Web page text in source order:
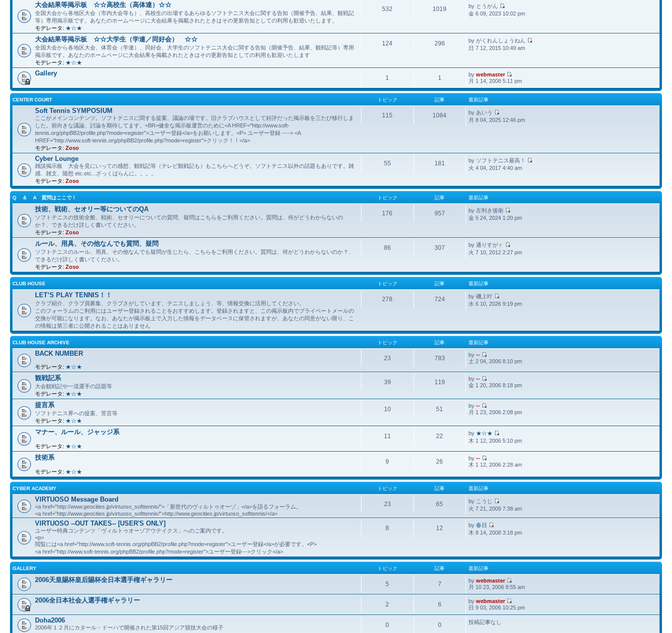
大会結果等掲示板 ☆☆高校生（高体連）☆☆
全国大会から各地区大会（市内大会等も）、高校生の出場するあらゆるソフトテニス大会に関する告知（開催予告、結果、観戦記
等）専用掲示板です。あなたのホームページに大会結果を掲載されたときはその更新告知としての利用も歓迎いたします。
モデレータ: ★☆★
532 1019
by とうがん
金 6 09, 2023 10:02 pm
大会結果等掲示板 ☆☆大学生（学連／同好会） ☆☆
全国大会から各地区大会、体育会（学連）、同好会、大学生のソフトテニス大会に関する告知（開催予告、結果、観戦記等）専用
掲示板です。あなたのホームページに大会結果を掲載されたときはその更新告知としての利用も歓迎いたします
モデレータ: ★☆★
124 296
by がくれんしょうねん
日 7 12, 2015 10:49 am
Gallery
1 1 bywebmaster
月 1 14, 2008 5:11 pm
CENTER COURT トピック 記事 最新記事
Soft Tennis SYMPOSIUM
ここがメインコンテンツ。ソフトテニスに関する提案、議論の場です。旧クラブハウスとして好評だった掲示板を三たび移行しま
した。前向きな議論、討論を期待してます。<BR>健全な掲示板運営のために<A HREF="http://www.soft-
tennis.org/phpBB2/profile.php?mode=register">ユーザー登録</a>をお願いします。<P> ユーザー登録 ----> <A
HREF="http://www.soft-tennis.org/phpBB2/profile.php?mode=register">クリック！！</a>
モデレータ: Zoso
115 1084
by あいう
月 8 04, 2025 12:46 pm
Cyber Lounge
雑談掲示板 大会を見にいっての感想、観戦記等（テレビ観戦記も）もこちらへどうぞ。ソフトテニス以外の話題もありです。雑
感、雑文、随想 etc.etc...ざっくばらんに。。。。
モデレータ: Zoso
55 181
by ソフトテニス最高！
火 4 04, 2017 4:40 am
Q & A 質問はここで！ トピック 記事 最新記事
技術、戦術、セオリー等についてのQA
ソフトテニスの技術全般、戦術、セオリーについての質問、疑問はこちらをご利用ください。質問は、何がどうわからないの
か？、できるだけ詳しく書いてください。
モデレータ: Zoso
176 957
by 左利き後衛
金 5 24, 2024 1:20 pm
ルール、用具、その他なんでも質問、疑問
ソフトテニスのルール、用具、その他なんでも疑問が生じたら、こちらをご利用ください。質問は、何がどうわからないのか？、
できるだけ詳しく書いてください。
モデレータ: Zoso
86 307
by 通りすがｒ
火 7 10, 2012 2:27 pm
CLUB HOUSE トピック 記事 最新記事
LET’S PLAY TENNIS！！
クラブ紹介、クラブ員募集、クラブさがしています、テニスしましょう、等、情報交換に活用してください。
このフォーラムのご利用にはユーザー登録されることをおすすめします。登録されますと、この掲示板内でプライベートメールの
交換が可能になります。なお、あなたが掲示板上で入力した情報をデータベースに保管されますが、あなたの同意がない限り、こ
の情報は第三者に公開されることはありません
278 724
by 磯上叶
水 6 10, 2026 9:19 pm
CLUB HOUSE ARCHIVE トピック 記事 最新記事
BACK NUMBER
モデレータ: ★☆★
23 783 by--
土 2 04, 2006 8:10 pm
観戦記系
大会観戦記や一流選手の話題等
モデレータ: ★☆★
39 119 by--
金 1 20, 2006 8:18 pm
提言系
ソフトテニス界への提案、苦言等
モデレータ: ★☆★
10 51 by--
月 1 23, 2006 2:08 pm
マナー、ルール、ジャッジ系
モデレータ: ★☆★
11 22 by ★☆★
木 1 12, 2006 5:10 pm
技術系
モデレータ: ★☆★
9 26 by--
木 1 12, 2006 2:28 am
CYBER ACADEMY トピック 記事 最新記事
VIRTUOSO Message Board
<a href="http://www.geocities.jp/virtuoso_softtennis/">「新世代のヴィルトゥオーゾ」</a>を語るフォーラム。
<a href="http://www.geocities.jp/virtuoso_softtennis/">http://www.geocities.jp/virtuoso_softtennis/</a>
23 65
by こうじ
火 7 21, 2009 7:38 am
VIRTUOSO --OUT TAKES-- [USER'S ONLY]
ユーザー特典コンテンツ「ヴィルトゥオーゾアウテイクス」へのご案内です。
<p>
閲覧には<a href="http://www.soft-tennis.org/phpBB2/profile.php?mode=register">ユーザー登録</a>が必要です。<P>
<a href="http://www.soft-tennis.org/phpBB2/profile.php?mode=register">ユーザー登録--->クリック</a>
8 12 by春日
木 8 14, 2008 3:18 pm
GALLERY トピック 記事 最新記事
2006天皇賜杯皇后賜杯全日本選手権ギャラリー
5 7 bywebmaster
月 10 23, 2006 8:55 am
2006全日本社会人選手権ギャラリー
2 6 bywebmaster
日 9 03, 2006 10:25 pm
Doha2006
2006年１２月にカタール・ドーハで開催された第15回アジア競技大会の様子 0 0 投稿記事なし